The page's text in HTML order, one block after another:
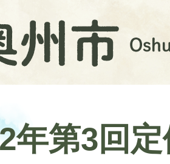
年第3回